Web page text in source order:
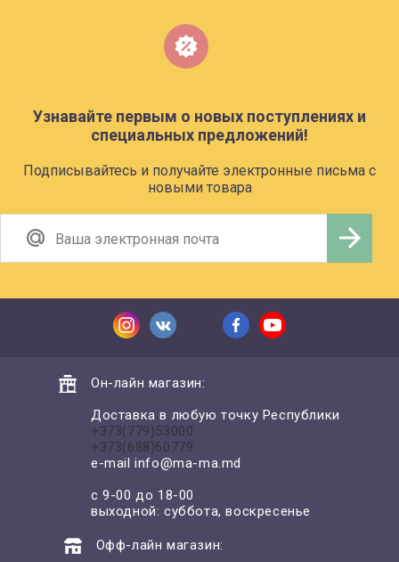
Узнавайте первым о новых поступлениях и
специальных предложений!
Подписывайтесь и получайте электронные письма с
новыми товара
Он-лайн магазин:
Доставка в любую точку Республики
+373(779)53000
+373(688)60779
e-mailinfo@ma-ma.md
с 9-00 до 18-00
выходной: суббота, воскресенье
Офф-лайн магазин: